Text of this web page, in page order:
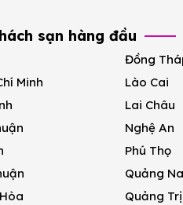
sạn hàng đầu
Minh
Đồng
Lào Cai
Lai Châu
Nghệ An
Phú Thọ
Quảng
Quảng Trị